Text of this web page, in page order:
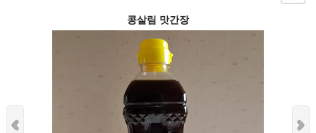
콩살림 맛간장